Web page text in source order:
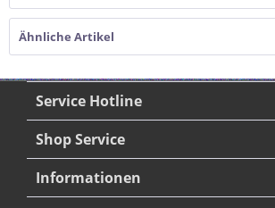
Ähnliche Artikel
Service Hotline
Shop Service
Informationen